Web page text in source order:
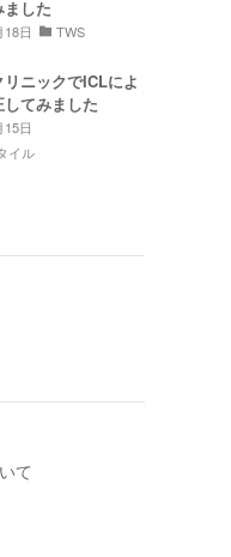
した
日 TWS
ニックでICLによ
てみました
日
イル
て